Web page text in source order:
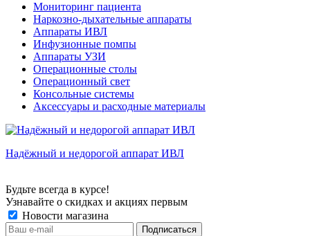
Мониторинг пациента
Наркозно-дыхательные аппараты
Аппараты ИВЛ
Инфузионные помпы
Аппараты УЗИ
Операционные столы
Операционный свет
Консольные системы
Аксессуары и расходные материалы
Надёжный и недорогой аппарат ИВЛ
Будьте всегда в курсе!
Узнавайте о скидках и акциях первым
Новости магазина